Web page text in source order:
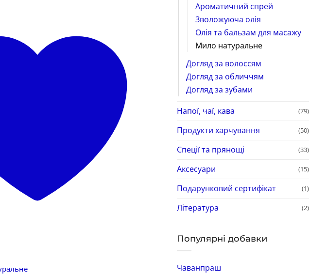
Ароматичний спрей
Зволожуюча олія
Олія та бальзам для масажу
Мило натуральне
Догляд за волоссям
Догляд за обличчям
Догляд за зубами
Напої, чаї, кава
(79)
Продукти харчування (50)
Спеції та прянощі (33)
Аксесуари (15)
Подарунковий сертифікат (1)
Література (2)
Популярні добавки
Чаванпраш